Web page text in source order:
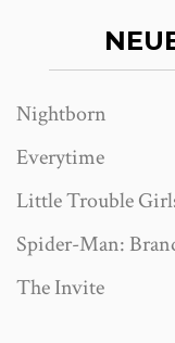
Nightborn
Everytime
Little Trouble
Spider-Man:
The Invite